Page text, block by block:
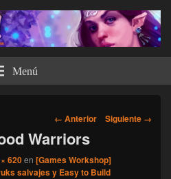
Menú
Navegador
de
imágenes
← Anterior Siguiente →
Warriors
620en [Games Workshop]
salvajes y Easy to Build